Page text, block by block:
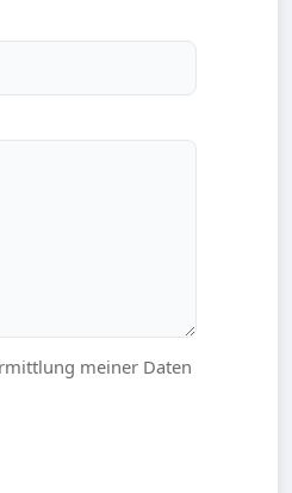
meiner Daten